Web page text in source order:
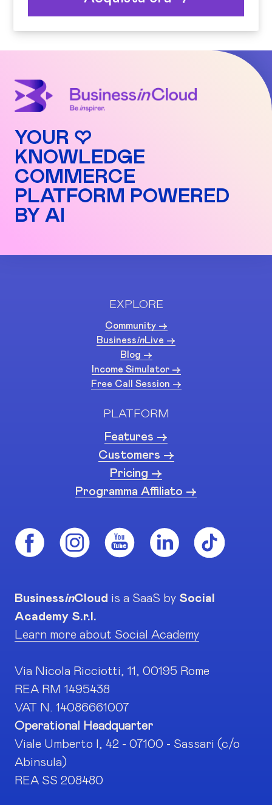
YOUR ♡
KNOWLEDGE
COMMERCE
PLATFORM POWERED
BY AI
EXPLORE
Community ->
BusinessinLive ->
Blog ->
Income Simulator ->
Free Call Session ->
PLATFORM
Features ->
Customers ->
Pricing ->
Programma Affiliato ->
BusinessinCloud is a SaaS by Social
Academy S.r.l.
Learn more about Social Academy
Via Nicola Ricciotti, 11, 00195 Rome
REA RM 1495438
VAT N. 14086661007
Operational Headquarter
Viale Umberto I, 42 - 07100 - Sassari (c/o
Abinsula)
REA SS 208480